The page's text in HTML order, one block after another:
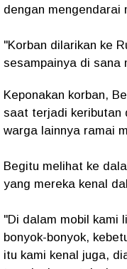
dengan mengendarai
"Korban dilarikan ke
sesampainya di sana
Keponakan korban,
saat terjadi keributan
warga lainnya ramai
Begitu melihat ke
yang mereka kenal
"Di dalam mobil kami
bonyok-bonyok,
itu kami kenal juga,